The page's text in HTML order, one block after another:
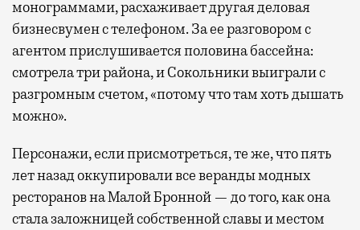
монограммами, расхаживает другая деловая
бизнесвумен с телефоном. За ее разговором с
агентом прислушивается половина бассейна:
смотрела три района, и Сокольники выиграли с
разгромным счетом, «потому что там хоть дышать
можно».
Персонажи, если присмотреться, те же, что пять
лет назад оккупировали все веранды модных
ресторанов на Малой Бронной — до того, как она
стала заложницей собственной славы и местом